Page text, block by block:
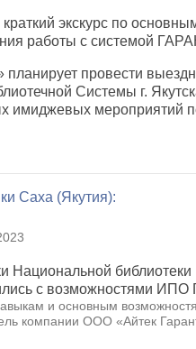
экскурс по
работы с системой
провести
Системы г.
имиджевых
Саха (Якутия):
Национальной
с возможностями
и основным
компании ООО «Айтек